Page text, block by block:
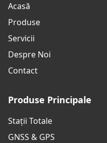
Acasă
Produse
Servicii
Despre Noi
Contact
Produse Principale
Stații Totale
GNSS & GPS